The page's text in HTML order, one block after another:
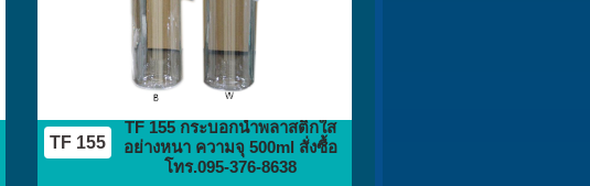
TF 155
TF 155 กระบอกน้ำพลาสติกใส
อย่างหนา ความจุ 500ml สั่งซื้อ
โทร.095-376-8638